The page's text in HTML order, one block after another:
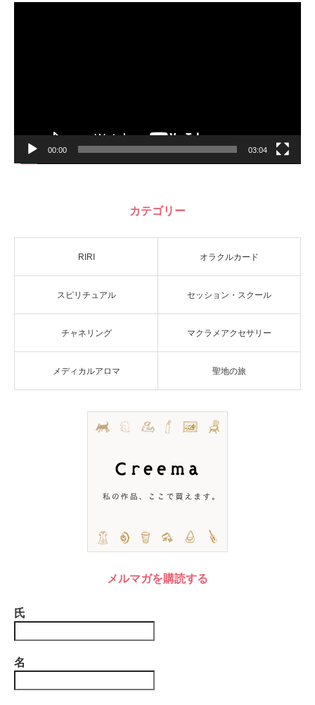
00:00 03:04
カテゴリー
RIRI オラクルカード
スピリチュアル セッション・スクール
チャネリング マクラメアクセサリー
メディカルアロマ 聖地の旅
メルマガを購読する
氏
名